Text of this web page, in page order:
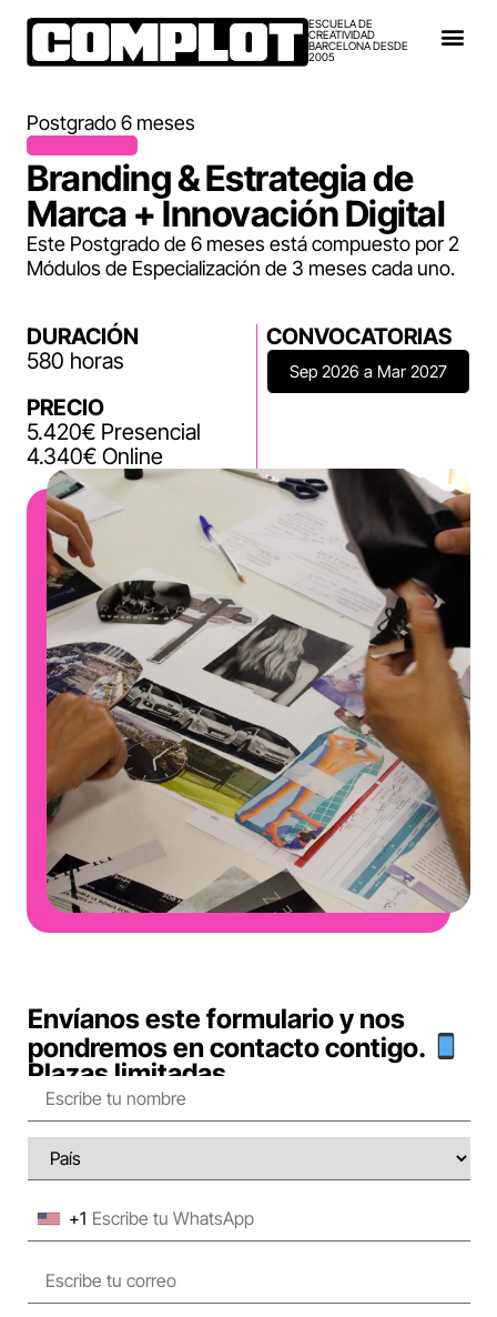
ESCUELA DE
CREATIVIDAD
BARCELONA DESDE
2005
Postgrado 6 meses
Branding & Estrategia de
Marca + Innovación Digital
Este Postgrado de 6 meses está compuesto por 2
Módulos de Especialización de 3 meses cada uno.
DURACIÓN
580 horas
PRECIO
5.420€ Presencial
4.340€ Online
CONVOCATORIAS
Sep 2026 a Mar 2027
Envíanos este formulario y nos
pondremos en contacto contigo.
Plazas limitadas.
+1